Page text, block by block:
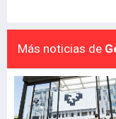
Más noticias de